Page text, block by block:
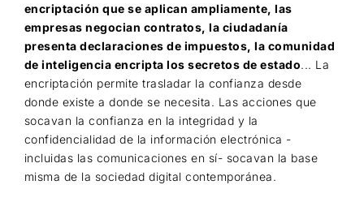
encriptación que se aplican ampliamente, las
empresas negocian contratos, la ciudadanía
presenta declaraciones de impuestos, la comunidad
de inteligencia encripta los secretos de estado... La
encriptación permite trasladar la confianza desde
donde existe a donde se necesita. Las acciones que
socavan la confianza en la integridad y la
confidencialidad de la información electrónica -
incluidas las comunicaciones en sí- socavan la base
misma de la sociedad digital contemporánea.